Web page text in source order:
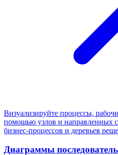
Визуализируйте процессы,
помощью узлов и направленных
бизнес-процессов и деревьев
Диаграммы